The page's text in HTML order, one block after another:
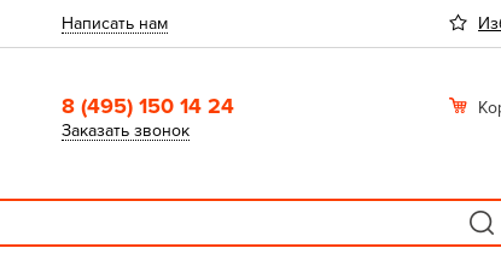
Написать нам
8 (495) 150 14 24
Заказать звонок